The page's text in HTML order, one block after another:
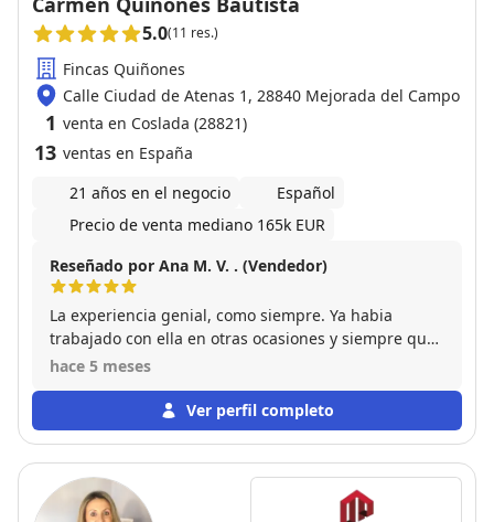
5.0(11 res.)
Fincas Quiñones
Calle Ciudad de Atenas 1, 28840 Mejorada del Campo
1 venta en Coslada (28821)
13 ventas en España
21 años en el negocio
Español
Precio de venta mediano 165k EUR
Reseñado por Ana M. V. . (Vendedor)
La experiencia genial, como siempre. Ya habia
trabajado con ella en otras ocasiones y siempre que
tengo alguna gestión que hacer acudo a ella. La
hace 5 meses
Ver perfil completo